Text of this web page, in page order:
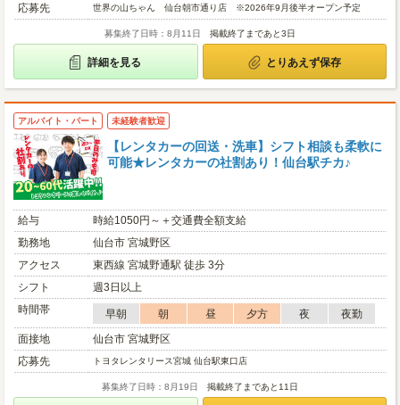
応募先
世界の山ちゃん 仙台朝市通り店 ※2026年9月後半オープン予定
募集終了日時：8月11日 掲載終了まであと3日
詳細を見る とりあえず保存
アルバイト・パート 未経験者歓迎
【レンタカーの回送・洗車】シフト相談も柔軟に
可能★レンタカーの社割あり！仙台駅チカ♪
給与
時給1050円～＋交通費全額支給
勤務地
仙台市 宮城野区
アクセス
東西線 宮城野通駅 徒歩 3分
シフト
週3日以上
時間帯
早朝 朝 昼 夕方 夜
夜勤
面接地
仙台市 宮城野区
応募先
トヨタレンタリース宮城 仙台駅東口店
募集終了日時：8月19日 掲載終了まであと11日